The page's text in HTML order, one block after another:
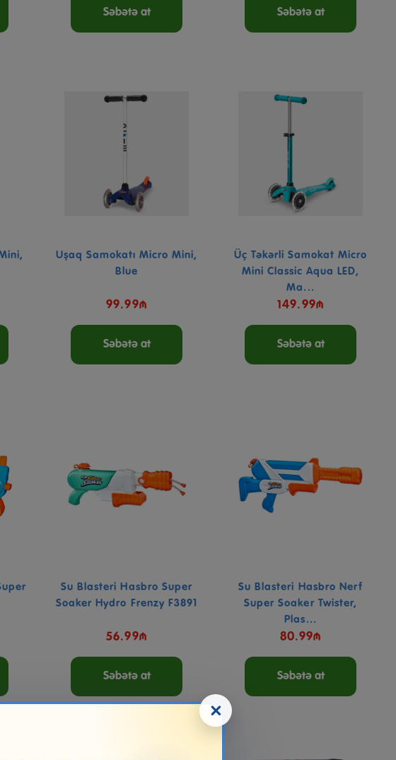
Səbətə at Səbətə at
Uşaq Samokatı Micro Mini,
Blue
99.99₼
Səbətə at
Üç Təkərli Samokat Micro
Mini Classic Aqua LED,
Ma...
149.99₼
Səbətə at
Su Blasteri Hasbro Super
Soaker Hydro Frenzy F3891
56.99₼
Səbətə at
Su Blasteri Hasbro Nerf
Super Soaker Twister,
Plas...
80.99₼
Səbətə at
×